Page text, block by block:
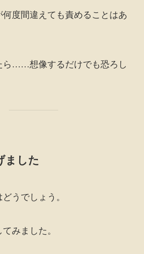
何度間違えても責めることはあ
ら……想像するだけでも恐ろし
ました
うでしょう。
みました。